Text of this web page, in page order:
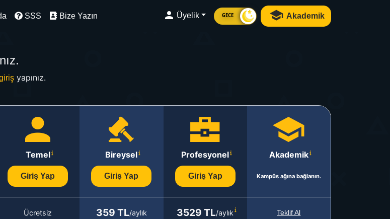
SSS Bize Yazın Üyelik GECE Akademik
yapınız.
Temel
Giriş Yap
Bireysel
Giriş Yap
Profesyonel
Giriş Yap
Akademik
Kampüs ağına bağlanın.
Ücretsiz 359 TL/aylık 3529 TL/aylık Teklif Al